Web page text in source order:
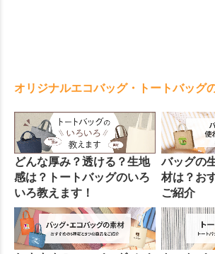
オリジナルエコバッグ・トートバッグ
どんな厚み？透ける？生地
感は？トートバッグのいろ
いろ教えます！
バッグの
材は？お
ご紹介